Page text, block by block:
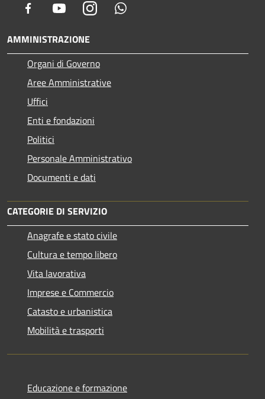
Facebook YoutubeInstagram
AMMINISTRAZIONE
Organi di Governo
Aree Amministrative
Uffici
Enti e fondazioni
Politici
Personale Amministrativo
Documenti e dati
CATEGORIE DI SERVIZIO
Anagrafe e stato civile
Cultura e tempo libero
Vita lavorativa
Imprese e Commercio
Catasto e urbanistica
Mobilità e trasporti
Educazione e formazione